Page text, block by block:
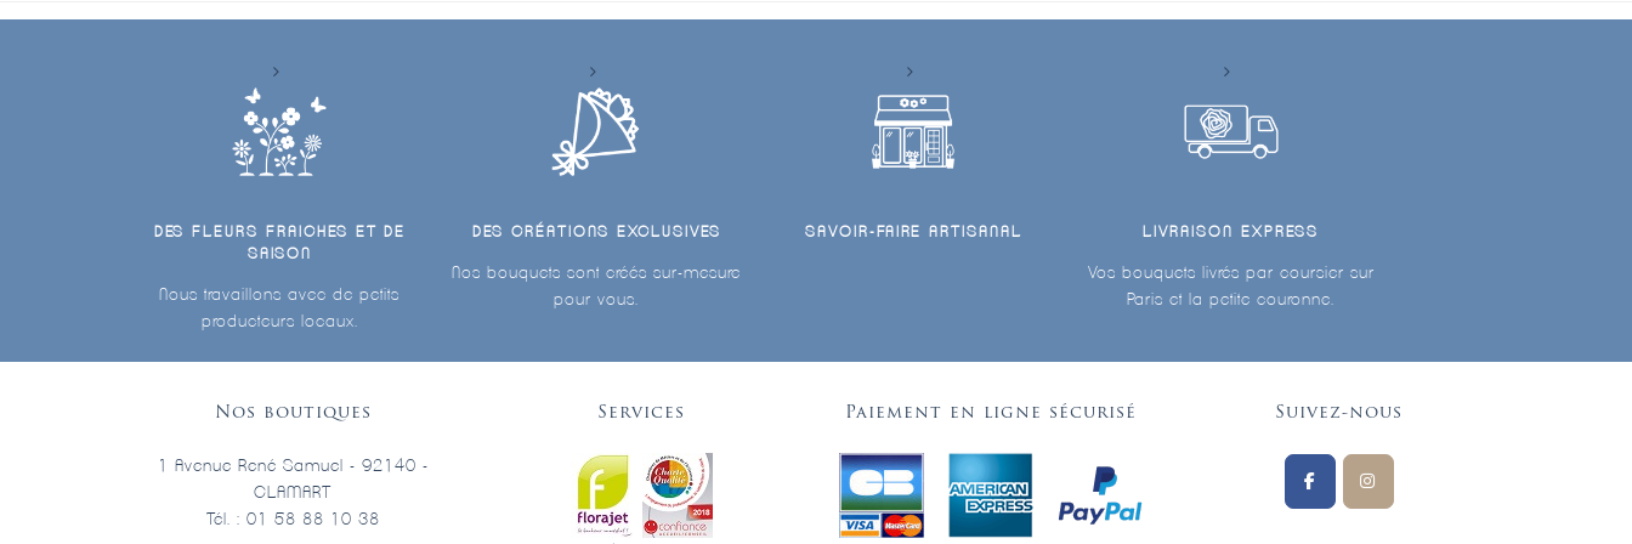
DES FLEURS FRAICHES ET DE
SAISON
Nous travaillons avec de petits
producteurs locaux.
DES CRÉATIONS EXCLUSIVES
Nos bouquets sont créés sur-mesure
pour vous.
SAVOIR-FAIRE ARTISANAL LIVRAISON EXPRESS
Vos bouquets livrés par coursier sur
Paris et la petite couronne.
Nos boutiques
1 Avenue René Samuel - 92140 -
CLAMART
Tél. : 01 58 88 10 38
Services Paiement en ligne sécurisé Suivez-nous